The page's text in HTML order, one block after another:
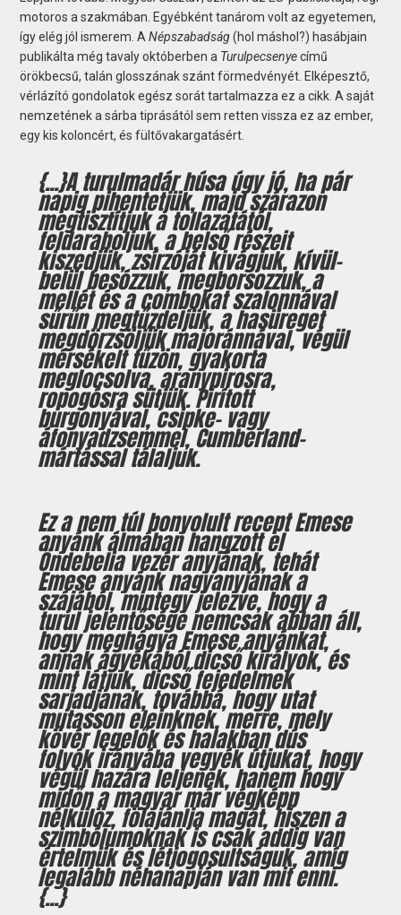
motoros a szakmában. Egyébként tanárom volt az egyetemen,
így elég jól ismerem. ANépszabadság(hol máshol?) hasábjain
publikálta még tavaly októberben a Turulpecsenyecímű
örökbecsű, talán glosszának szánt förmedvényét. Elképesztő,
vérlázító gondolatok egész sorát tartalmazza ez a cikk. A saját
nemzetének a sárba tiprásától sem retten vissza ez az ember,
egy kis koloncért, és fültővakargatásért.
{...}A turulmadár húsa úgy jó, ha pár
napig pihentetjük, majd szárazon
megtisztítjuk a tollazatától,
feldaraboljuk, a belső részeit
kiszedjük, zsírzóját kivágjuk, kívül-
belül besózzuk, megborsozzuk, a
mellét és a combokat szalonnával
sűrűn megtűzdeljük, a hasüreget
megdörzsöljük majoránnával, végül
mérsékelt tűzön, gyakorta
meglocsolva, aranypirosra,
ropogósra sütjük. Pirított
burgonyával, csipke- vagy
áfonyadzsemmel, Cumberland-
mártással tálaljuk.
Ez a nem túl bonyolult recept Emese
anyánk álmában hangzott el
Öndebelia vezér anyjának, tehát
Emese anyánk nagyanyjának a
szájából, mintegy jelezve, hogy a
turul jelentősége nemcsak abban áll,
hogy meghágva Emese anyánkat,
annak ágyékából dicső királyok, és
mint látjuk, dicső fejedelmek
sarjadjanak, továbbá, hogy utat
mutasson eleinknek, merre, mely
kövér legelők és halakban dús
folyók irányába vegyék útjukat, hogy
végül hazára leljenek, hanem hogy
midőn a magyar már végképp
nélkülöz, fölajánlja magát, hiszen a
szimbólumoknak is csak addig van
értelmük és létjogosultságuk, amíg
legalább néhanapján van mit enni.
{...}